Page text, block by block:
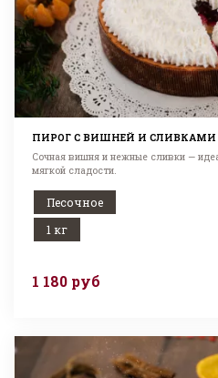
ПИРОГ С ВИШНЕЙ И СЛИВКАМИ
Сочная вишня и нежные сливки —
мягкой сладости.
Песочное
1 кг
1 180 руб